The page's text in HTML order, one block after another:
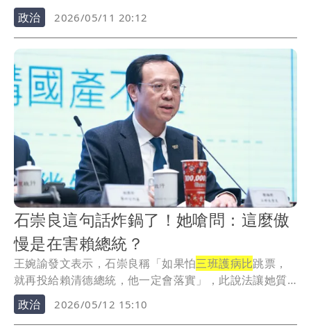
落...
政治 2026/05/11 20:12
石崇良這句話炸鍋了！她嗆問：這麼傲
慢是在害賴總統？
王婉諭發文表示，石崇良稱「如果怕三班護病比跳票，
就再投給賴清德總統，他一定會落實」，此說法讓她質
疑「...
政治 2026/05/12 15:10